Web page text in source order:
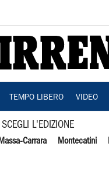
TEMPO LIBERO VIDEO
SCEGLI L'EDIZIONE
Massa-Carrara Montecatini